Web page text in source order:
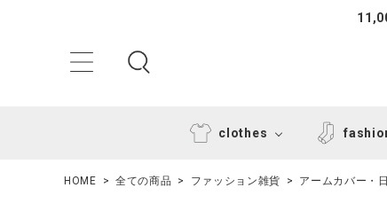
clothes
HOME 全ての商品 ファッション雑貨 アームカバー・